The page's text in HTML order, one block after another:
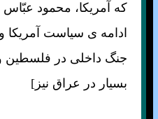
که آمريکا، محمود
ادامه ی سياست آمريکا
جنگ داخلی در فلسطين و
بسيار در عراق نيز]